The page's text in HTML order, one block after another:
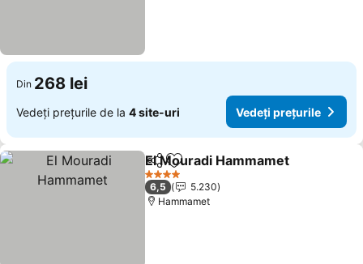
Din 268 lei
Vedeți prețurile de la 4 site-uri Vedeți prețurile
DistribuițiAdăugaţi la favorite
El Mouradi Hammamet
4 Stele
6,5
5.230
Hammamet